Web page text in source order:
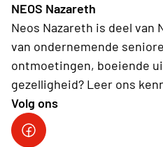
NEOS Nazareth
Neos Nazareth is deel van
van ondernemende
ontmoetingen, boeiende
gezelligheid? Leer ons
Volg ons
Neos vzw